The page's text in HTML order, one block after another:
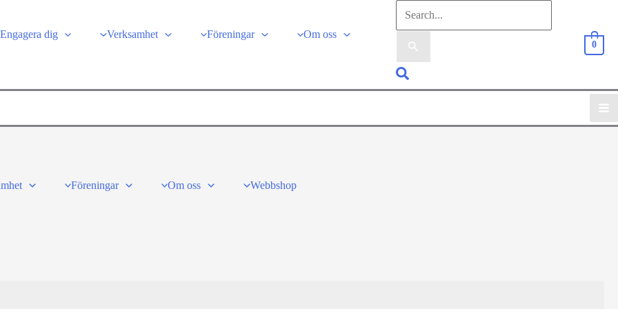
Engagera dig Verksamhet Föreningar
Om oss
Sök
efter:
Sök
0
Föreningar Om oss Webbshop